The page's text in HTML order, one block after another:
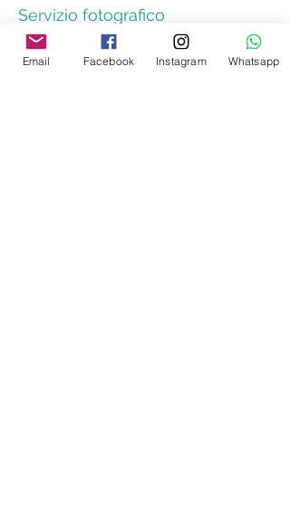
Servizio fotografico
professionale a domicilio LARGE
40 foto
in alta risoluzione a
libero utilizzo del cliente
Email Facebook Instagram Whatsapp